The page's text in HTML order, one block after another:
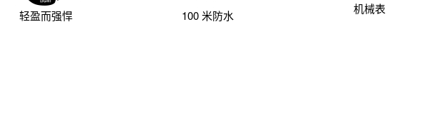
轻盈而强悍 100 米防水 机械表